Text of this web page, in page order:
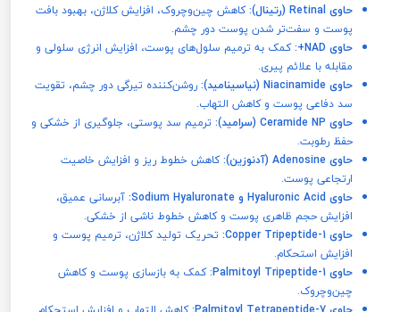
حاوی Retinal (رتینال):
کاهش چین‌وچروک، افزایش کلاژن، بهبود بافت
پوست و سفت‌تر شدن پوست دور چشم.
حاوی NAD+:
کمک به ترمیم سلول‌های پوست، افزایش انرژی سلولی و
مقابله با علائم پیری.
حاوی Niacinamide (نیاسینامید):
روشن‌کننده تیرگی دور چشم، تقویت
سد دفاعی پوست و کاهش التهاب.
حاوی Ceramide NP (سرامید):
ترمیم سد پوستی، جلوگیری از خشکی و
حفظ رطوبت.
حاوی Adenosine (آدنوزین):
کاهش خطوط ریز و افزایش خاصیت
ارتجاعی پوست.
حاوی Hyaluronic Acid و Sodium Hyaluronate:
آبرسانی عمیق،
افزایش حجم ظاهری پوست و کاهش خطوط ناشی از خشکی.
حاوی Copper Tripeptide-1:
تحریک تولید کلاژن، ترمیم پوست و
افزایش استحکام.
حاوی Palmitoyl Tripeptide-1:
کمک به بازسازی پوست و کاهش
چین‌وچروک.